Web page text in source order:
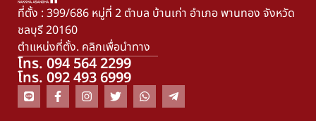
ที่ตั้ง : 399/686 หมู่ที่ 2 ตำบล บ้านเก่า อำเภอ พานทอง จังหวัด
ชลบุรี 20160
ตำแหน่งที่ตั้ง. คลิกเพื่อนำทาง
โทร. 094 564 2299
โทร. 092 493 6999